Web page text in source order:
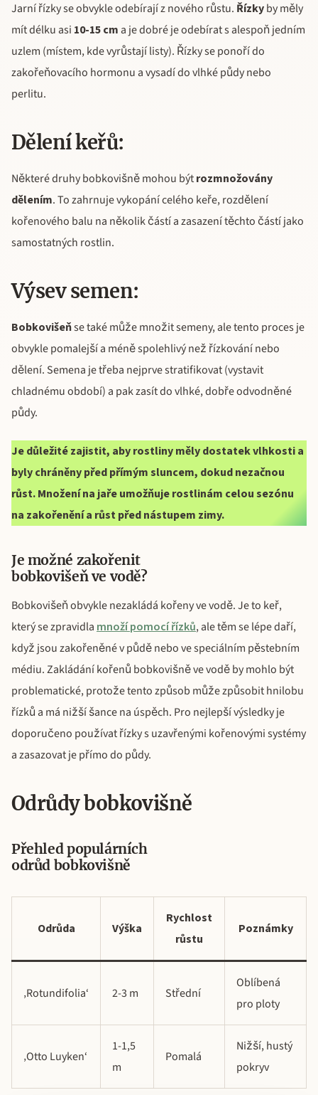
Jarní řízky se obvykle odebírají z nového růstu. Řízkyby měly
mít délku asi 10-15 cm a je dobré je odebírat s alespoň jedním
uzlem (místem, kde vyrůstají listy). Řízky se ponoří do
zakořeňovacího hormonu a vysadí do vlhké půdy nebo
perlitu.
Dělení keřů:
Některé druhy bobkovišně mohou býtrozmnožovány
dělením. To zahrnuje vykopání celého keře, rozdělení
kořenového balu na několik částí a zasazení těchto částí jako
samostatných rostlin.
Výsev semen:
Bobkovišeňse také může množit semeny, ale tento proces je
obvykle pomalejší a méně spolehlivý než řízkování nebo
dělení. Semena je třeba nejprve stratifikovat (vystavit
chladnému období) a pak zasít do vlhké, dobře odvodněné
půdy.
Je důležité zajistit, aby rostliny měly dostatek vlhkosti a
byly chráněny před přímým sluncem, dokud nezačnou
růst. Množení na jaře umožňuje rostlinám celou sezónu
na zakořenění a růst před nástupem zimy.
Je možné zakořenit
bobkovišeň ve vodě?
Bobkovišeň obvykle nezakládá kořeny ve vodě. Je to keř,
který se zpravidla množí pomocí řízků, ale těm se lépe daří,
když jsou zakořeněné v půdě nebo ve speciálním pěstebním
médiu. Zakládání kořenů bobkovišně ve vodě by mohlo být
problematické, protože tento způsob může způsobit hnilobu
řízků a má nižší šance na úspěch. Pro nejlepší výsledky je
doporučeno používat řízky s uzavřenými kořenovými systémy
a zasazovat je přímo do půdy.
Odrůdy bobkovišně
Přehled populárních
odrůd bobkovišně
Odrůda Výška
Rychlost
růstu
Poznámky
‚Rotundifolia‘ 2-3 m Střední
Oblíbená
pro ploty
‚Otto Luyken‘
1-1,5
m
Pomalá
Nižší, hustý
pokryv